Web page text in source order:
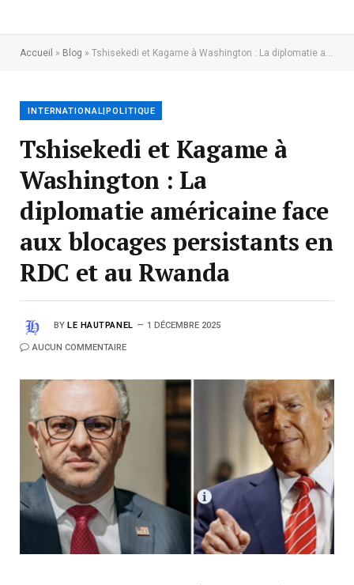
Accueil » Blog » Tshisekedi et Kagame à Washington : La diplomatie américaine face aux blocages persistants en RDC et au Rwanda
INTERNATIONAL|POLITIQUE
Tshisekedi et Kagame à
Washington : La
diplomatie américaine face
aux blocages persistants en
RDC et au Rwanda
BY LE HAUTPANEL 1 DÉCEMBRE 2025
AUCUN COMMENTAIRE